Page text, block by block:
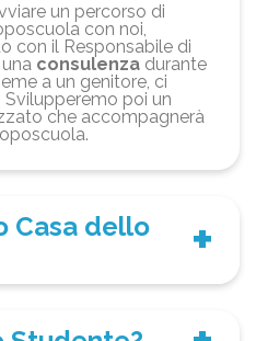
un percorso di
con noi,
con il Responsabile di
consulenza durante
a un genitore, ci
poi un
che accompagnerà
Casa dello